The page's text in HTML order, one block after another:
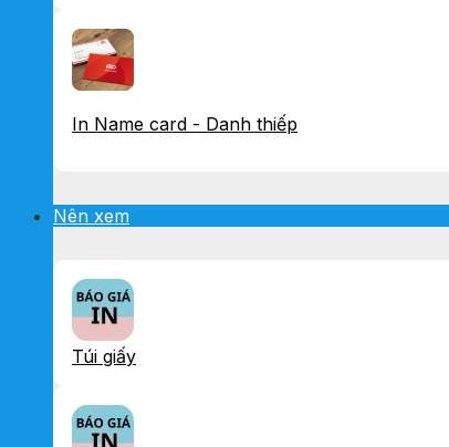
In Name card - Danh thiếp
Nên xem
Túi giấy